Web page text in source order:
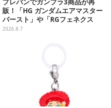
プレバンでガンプラ3商品が再
販！「HG ガンダムエアマスター
バースト」や「RGフェネクス
（ナラティブVer.）」も
2026.8.7